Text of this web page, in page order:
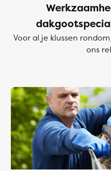
Voor al je klussen
ons